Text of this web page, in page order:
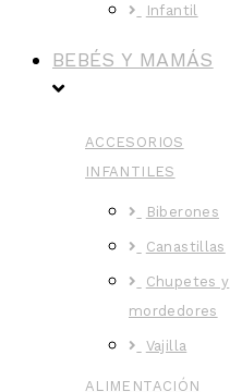
Infantil
BEBÉS Y MAMÁS
ACCESORIOS
INFANTILES
Biberones
Canastillas
Chupetes y
mordedores
Vajilla
ALIMENTACIÓN